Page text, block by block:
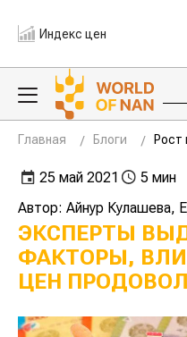
Индекс цен
Главная Блоги Рост
25 май 2021 5 мин
Автор: Айнур Кулашева,
ЭКСПЕРТЫ
ФАКТОРЫ,
ЦЕН